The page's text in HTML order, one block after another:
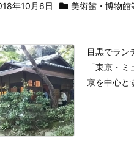
年10月6日 美術館・博物館
目黒でラン
「東京・
京を中心と